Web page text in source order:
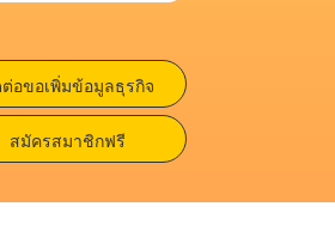
อขอเพิ่มข้อมูลธุรกิจ
สมัครสมาชิกฟรี